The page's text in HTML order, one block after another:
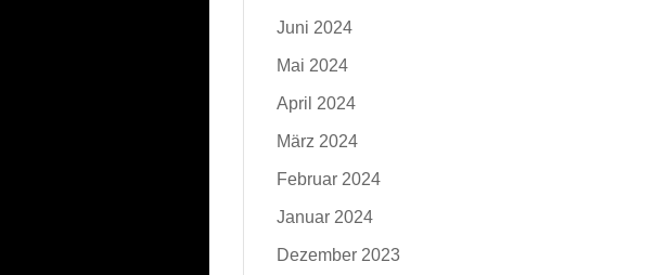
Juni 2024
Mai 2024
April 2024
März 2024
Februar 2024
Januar 2024
Dezember 2023